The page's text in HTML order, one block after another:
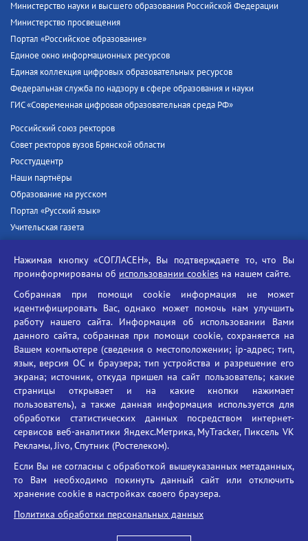
Министерство науки и высшего образования Российской Федерации
Министерство просвещения
Портал «Российское образование»
Единое окно информационных ресурсов
Единая коллекция цифровых образовательных ресурсов
Федеральная служба по надзору в сфере образования и науки
ГИС «Современная цифровая образовательная среда РФ»
Российский союз ректоров
Совет ректоров вузов Брянской области
Росстудцентр
Наши партнёры
Образование на русском
Портал «Русский язык»
Учительская газета
Единый портал государственных услуг
Противодействие угрозам информационной безопасности
Социальные ролики - Генеральная прокуратура РФ
Противодействие коррупции
БГУ против наркотиков
Брянский государственный университет
имени академика И.Г. Петровского
Время работы: пн-пт 09:00-18:00
Телефон: +7(4832)58-90-85
Нажимая кнопку «СОГЛАСЕН», Вы подтверждаете то, что Вы
проинформированы об использовании cookies на нашем сайте.
Собранная при помощи cookie информация не может
идентифицировать Вас, однако может помочь нам улучшить
работу нашего сайта. Информация об использовании Вами
данного сайта, собранная при помощи cookie, сохраняется на
Вашем компьютере (сведения о местоположении; ip-адрес; тип,
язык, версия ОС и браузера; тип устройства и разрешение его
экрана; источник, откуда пришел на сайт пользователь; какие
страницы открывает и на какие кнопки нажимает
пользователь), а также данная информация используется для
обработки статистических данных посредством интернет-
сервисов веб-аналитики Яндекс.Метрика, MyTracker, Пиксель VK
Рекламы, Jivo, Спутник (Ростелеком).
Если Вы не согласны с обработкой вышеуказанных метаданных,
то Вам необходимо покинуть данный сайт или отключить
хранение cookie в настройках своего браузера.
Политика обработки персональных данных